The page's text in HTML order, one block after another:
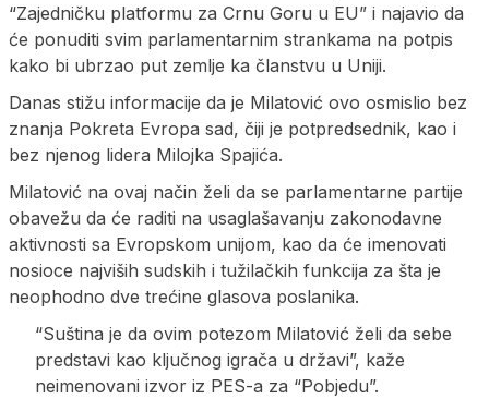
“Zajedničku platformu za Crnu Goru u EU” i najavio da
će ponuditi svim parlamentarnim strankama na potpis
kako bi ubrzao put zemlje ka članstvu u Uniji.
Danas stižu informacije da je Milatović ovo osmislio bez
znanja Pokreta Evropa sad, čiji je potpredsednik, kao i
bez njenog lidera Milojka Spajića.
Milatović na ovaj način želi da se parlamentarne partije
obavežu da će raditi na usaglašavanju zakonodavne
aktivnosti sa Evropskom unijom, kao da će imenovati
nosioce najviših sudskih i tužilačkih funkcija za šta je
neophodno dve trećine glasova poslanika.
“Suština je da ovim potezom Milatović želi da sebe
predstavi kao ključnog igrača u državi”, kaže
neimenovani izvor iz PES-a za “Pobjedu”.